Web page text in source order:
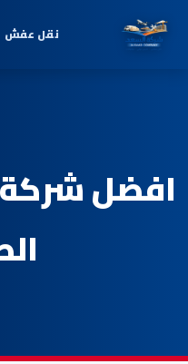
نقل عفش
افضل